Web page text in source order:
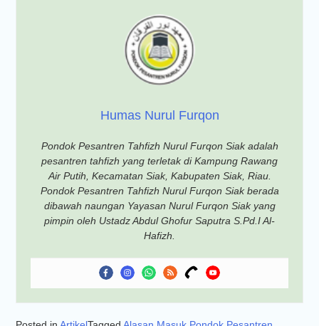
Humas Nurul Furqon
Pondok Pesantren Tahfizh Nurul Furqon Siak adalah
pesantren tahfizh yang terletak di Kampung Rawang
Air Putih, Kecamatan Siak, Kabupaten Siak, Riau.
Pondok Pesantren Tahfizh Nurul Furqon Siak berada
dibawah naungan Yayasan Nurul Furqon Siak yang
pimpin oleh Ustadz Abdul Ghofur Saputra S.Pd.I Al-
Hafizh.